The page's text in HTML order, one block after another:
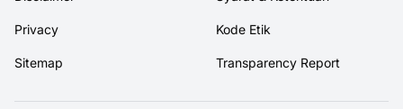
Privacy Kode Etik
Sitemap Transparency Report